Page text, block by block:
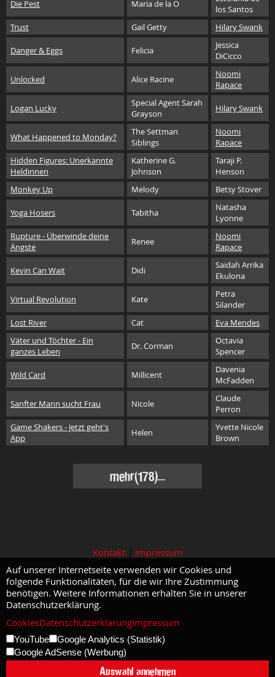
Die Pest Maria de la O
los Santos
Trust
Gail Getty Hilary Swank
Danger & Eggs Felicia
Jessica
DiCicco
Unlocked Alice Racine
Noomi
Rapace
Logan Lucky
Special Agent Sarah
Grayson
Hilary Swank
What Happened to Monday?
The Settman
Siblings
Noomi
Rapace
Hidden Figures: Unerkannte
Heldinnen
Katherine G.
Johnson
Taraji P.
Henson
Monkey Up
Melody Betsy Stover
Yoga Hosers Tabitha
Natasha
Lyonne
Rupture - Überwinde deine
Ängste
Renee
Noomi
Rapace
Kevin Can Wait Didi
Saidah Arrika
Ekulona
Virtual Revolution Kate
Petra
Silander
Lost River
Cat
Eva Mendes
Väter und Töchter - Ein
ganzes Leben
Dr. Corman
Octavia
Spencer
Wild Card Millicent
Davenia
McFadden
Sanfter Mann sucht Frau Nicole
Claude
Perron
Game Shakers - Jetzt geht's
App
Helen
Yvette Nicole
Brown
mehr(178)...
Kontakt| Impressum
Auf unserer Internetseite verwenden wir Cookies und
folgende Funktionalitäten, für die wir Ihre Zustimmung
benötigen. Weitere Informationen erhalten Sie in unserer
Datenschutzerklärung.
CookiesDatenschutzerklärungImpressum
YouTube
Google Analytics (Statistik)
Google AdSense (Werbung)
Auswahl annehmen